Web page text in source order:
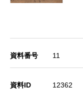
資料番号 11
資料ID 12362